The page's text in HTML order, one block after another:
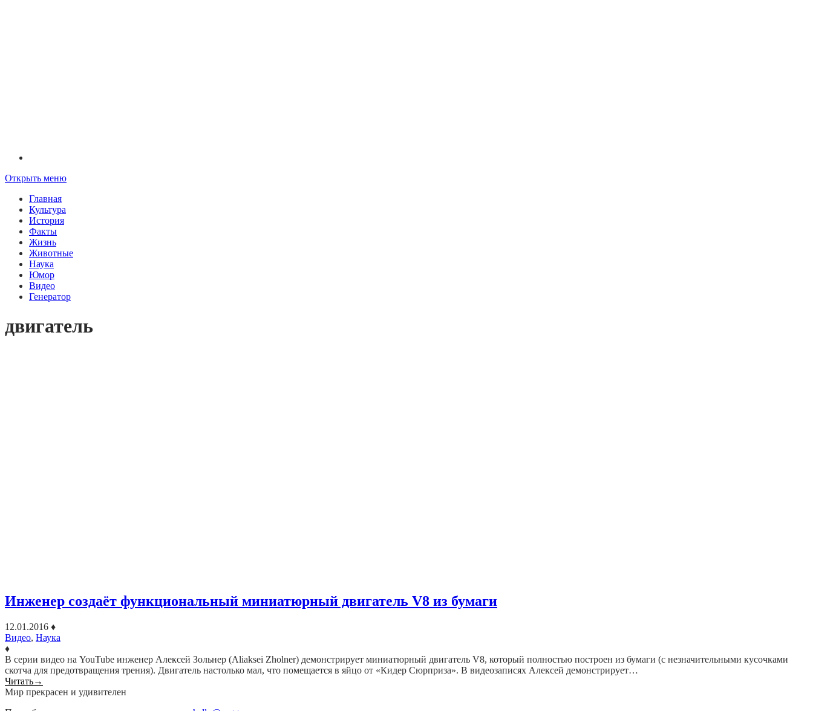
Открыть меню
Главная
Культура
История
Факты
Жизнь
Животные
Наука
Юмор
Видео
Генератор
двигатель
Инженер создаёт функциональный миниатюрный двигатель V8 из бумаги
12.01.2016 ♦
Видео, Наука
♦
В серии видео на YouTube инженер Алексей Зольнер (Aliaksei Zholner) демонстрирует миниатюрный двигатель V8, который полностью построен из бумаги (с незначительными кусочками
скотча для предотвращения трения). Двигатель настолько мал, что помещается в яйцо от «Кидер Сюрприза». В видеозаписях Алексей демонстрирует…
Читать→
Мир прекрасен и удивителен